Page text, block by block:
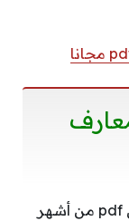
يعد تحميل كتاب شمس المعارف الكبرى pdf من أشهر